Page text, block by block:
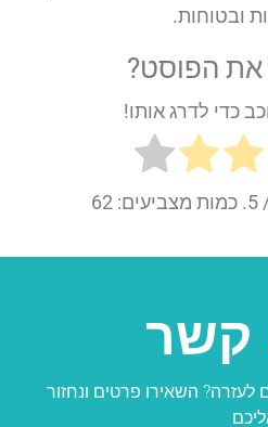
ובטוחות.
הפוסט?
כדי לדרג אותו!
62
קשר
השאירו פרטים ונחזור